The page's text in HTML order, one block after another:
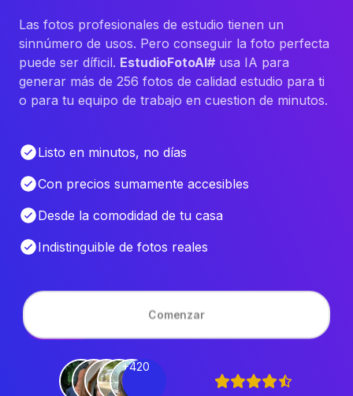
Las fotos profesionales de estudio tienen un
sinnúmero de usos. Pero conseguir la foto perfecta
puede ser díficil. EstudioFotoAI# usa IA para
generar más de 256 fotos de calidad estudio para ti
o para tu equipo de trabajo en cuestion de minutos.
Listo en minutos, no días
Con precios sumamente accesibles
Desde la comodidad de tu casa
Indistinguible de fotos reales
Comenzar
+420